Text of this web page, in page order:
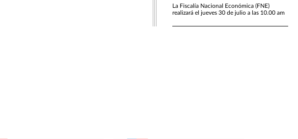
La Fiscalía Nacional Económica (FNE)
realizará el jueves 30 de julio a las 10.00 am